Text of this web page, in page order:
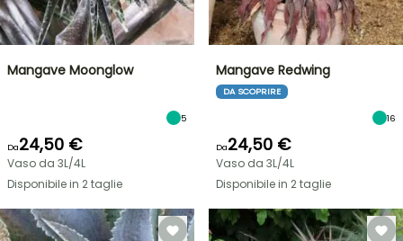
Mangave Moonglow
5
Da24,50 €
Vaso da 3L/4L
Disponibile in 2 taglie
Mangave Redwing
DA SCOPRIRE
16
Da24,50 €
Vaso da 3L/4L
Disponibile in 2 taglie